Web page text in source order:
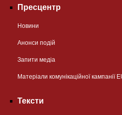
Пресцентр
Новини
Анонси подій
Запити медіа
Матеріали комунікаційної кампанії
Тексти